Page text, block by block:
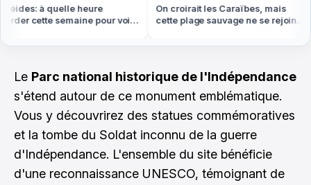
à quelle heure
cette semaine pour voir
On croirait les Caraïbes, mais
cette plage sauvage ne se rejoint
Le Parc national historique de l'Indépendance
s'étend autour de ce monument emblématique.
Vous y découvrirez des statues commémoratives
et la tombe du Soldat inconnu de la guerre
d'Indépendance. L'ensemble du site bénéficie
d'une reconnaissance UNESCO, témoignant de